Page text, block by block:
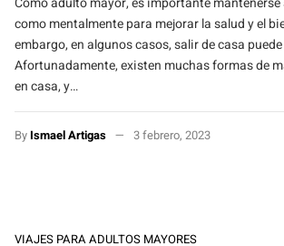
como mentalmente para mejorar la salud y el
embargo, en algunos casos, salir de casa
Afortunadamente, existen muchas formas de
en casa, y…
By Ismael Artigas 3 febrero, 2023
VIAJES PARA ADULTOS MAYORES